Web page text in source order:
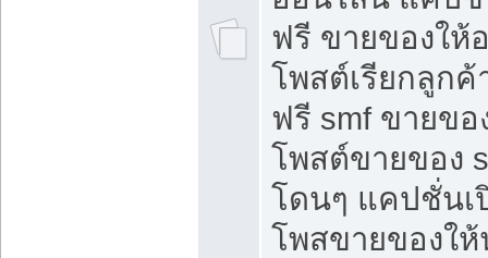
ฟรี ขายของให้
โพสต์เรียกลูกค้
ฟรี smf ขายขอ
โพสต์ขายของ
โดนๆ แคปชั่นเ
โพสขายของใ